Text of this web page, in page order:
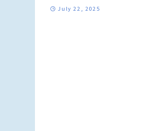
July 22, 2025